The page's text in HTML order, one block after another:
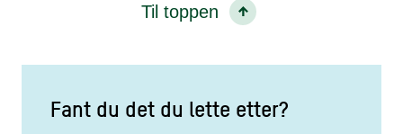
Til toppen
Fant du det du lette etter?